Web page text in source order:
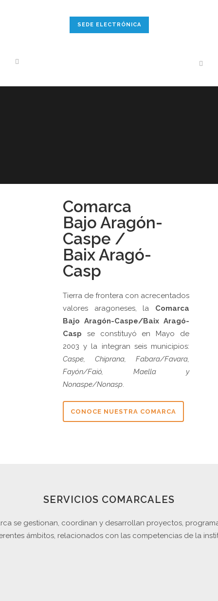
SEDE ELECTRÓNICA
Comarca
Bajo Aragón-
Caspe /
Baix Aragó-
Casp
Tierra de frontera con acrecentados
valores aragoneses, la Comarca
Bajo Aragón-Caspe/Baix Aragó-
Casp se constituyó en Mayo de
2003 y la integran seis municipios:
Caspe, Chiprana, Fabara/Favara,
Fayón/Faió, Maella y
Nonaspe/Nonasp.
CONOCE NUESTRA COMARCA
SERVICIOS COMARCALES
se gestionan, coordinan y desarrollan proyectos,
ámbitos, relacionados con las competencias de la